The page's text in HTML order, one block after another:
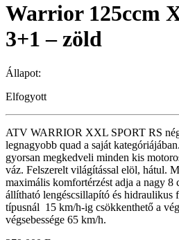
Warrior 125ccm
3+1 – zöld
Állapot:
Elfogyott
ATV WARRIOR XXL SPORT RS
legnagyobb quad a saját
gyorsan megkedveli minden kis
váz. Felszerelt világítással elöl, hátul.
maximális komfortérzést adja a nagy 8
állítható lengéscsillapító és hidraulikus
típusnál 15 km/h-ig csökkenthető a
végsebessége 65 km/h.